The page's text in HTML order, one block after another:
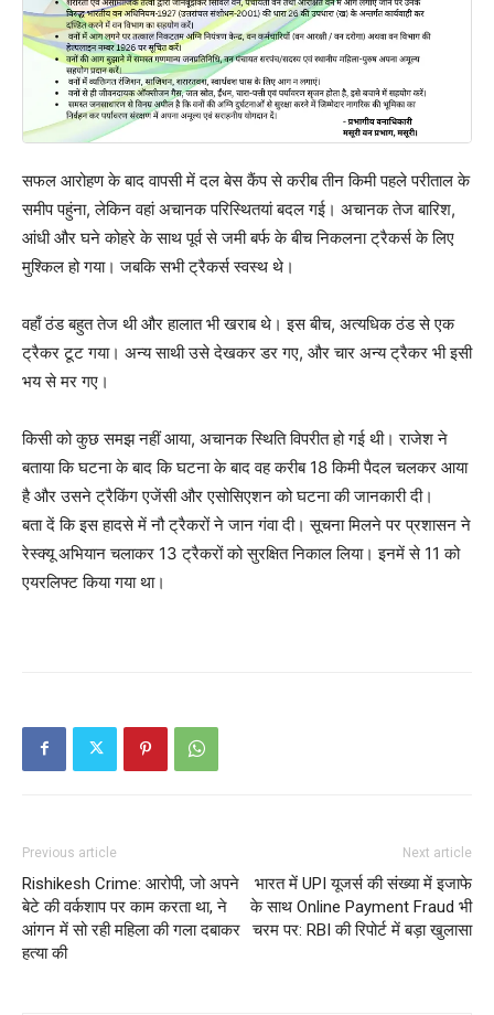
सफल आरोहण के बाद वापसी में दल बेस कैंप से करीब तीन किमी पहले परीताल के
समीप पहुंना, लेकिन वहां अचानक परिस्थितयां बदल गई। अचानक तेज बारिश,
आंधी और घने कोहरे के साथ पूर्व से जमी बर्फ के बीच निकलना ट्रैकर्स के लिए
मुश्किल हो गया। जबकि सभी ट्रैकर्स स्वस्थ थे।
वहाँ ठंड बहुत तेज थी और हालात भी खराब थे। इस बीच, अत्यधिक ठंड से एक
ट्रैकर टूट गया। अन्य साथी उसे देखकर डर गए, और चार अन्य ट्रैकर भी इसी
भय से मर गए।
किसी को कुछ समझ नहीं आया, अचानक स्थिति विपरीत हो गई थी। राजेश ने
बताया कि घटना के बाद कि घटना के बाद वह करीब 18 किमी पैदल चलकर आया
है और उसने ट्रैकिंग एजेंसी और एसोसिएशन को घटना की जानकारी दी।
बता दें कि इस हादसे में नौ ट्रैकरों ने जान गंवा दी। सूचना मिलने पर प्रशासन ने
रेस्क्यू अभियान चलाकर 13 ट्रैकरों को सुरक्षित निकाल लिया। इनमें से 11 को
एयरलिफ्ट किया गया था।
Previous article
Rishikesh Crime: आरोपी, जो अपने
बेटे की वर्कशाप पर काम करता था, ने
आंगन में सो रही महिला की गला दबाकर
हत्या की
Next article
भारत में UPI यूजर्स की संख्या में इजाफे
के साथ Online Payment Fraud भी
चरम पर: RBI की रिपोर्ट में बड़ा खुलासा